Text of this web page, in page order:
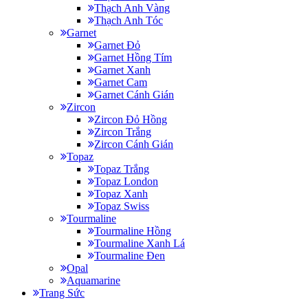
Thạch Anh Vàng
Thạch Anh Tóc
Garnet
Garnet Đỏ
Garnet Hồng Tím
Garnet Xanh
Garnet Cam
Garnet Cánh Gián
Zircon
Zircon Đỏ Hồng
Zircon Trắng
Zircon Cánh Gián
Topaz
Topaz Trắng
Topaz London
Topaz Xanh
Topaz Swiss
Tourmaline
Tourmaline Hồng
Tourmaline Xanh Lá
Tourmaline Đen
Opal
Aquamarine
Trang Sức